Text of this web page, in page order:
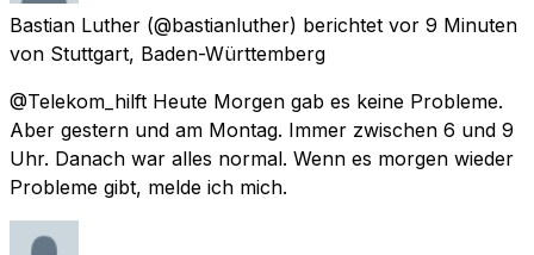
Bastian Luther (@bastianluther) berichtet vor 9 Minuten
von Stuttgart, Baden-Württemberg
@Telekom_hilft Heute Morgen gab es keine Probleme.
Aber gestern und am Montag. Immer zwischen 6 und 9
Uhr. Danach war alles normal. Wenn es morgen wieder
Probleme gibt, melde ich mich.